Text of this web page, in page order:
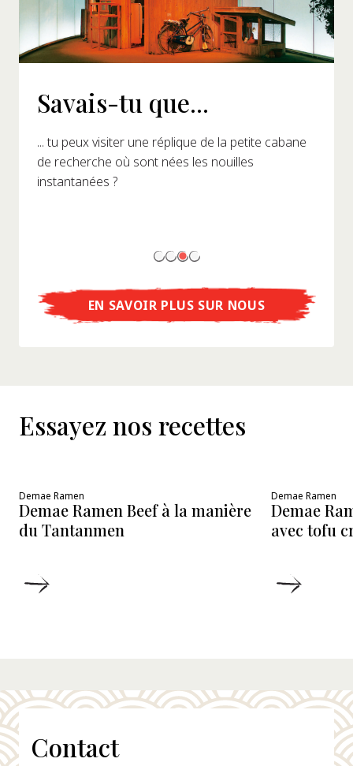
Savais-tu que...
... tu peux visiter une réplique de la petite cabane
de recherche où sont nées les nouilles
instantanées ?
EN SAVOIR PLUS SUR NOUS
Essayez nos recettes
Demae Ramen
Demae Ramen Beef à la manière
du Tantanmen
Demae Ramen
Demae
avec tofu
Contact